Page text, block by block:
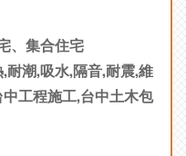
、集合住宅
潮,吸水,隔音,耐震,維
工程施工,台中土木包